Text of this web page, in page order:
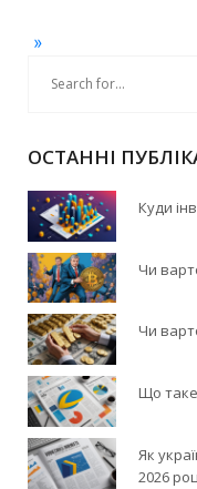
»
ОСТАННІ
Куди
Чи
Чи
Що таке
Як
2026